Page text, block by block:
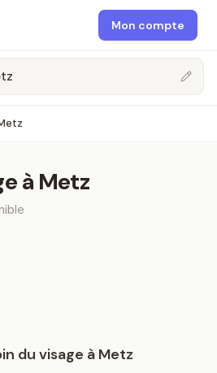
Mon compte
à Metz
du visage à Metz